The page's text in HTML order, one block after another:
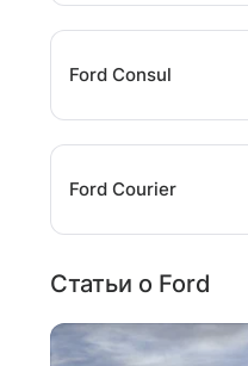
Ford Consul
Ford Courier
Статьи о Ford